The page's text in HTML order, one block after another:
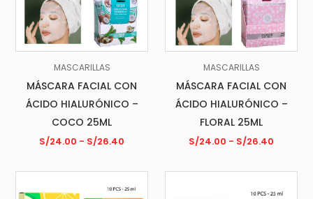
MASCARILLAS
MÁSCARA FACIAL CON
ÁCIDO HIALURÓNICO –
COCO 25ML
S/24.00 - S/26.40
MASCARILLAS
MÁSCARA FACIAL CON
ÁCIDO HIALURÓNICO –
FLORAL 25ML
S/24.00 - S/26.40